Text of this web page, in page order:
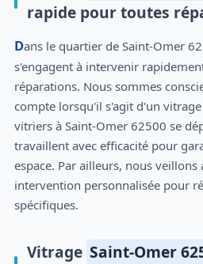
rapide pour toutes
Dans le quartier de Saint-Omer 62500, nos vitriers
s'engagent à intervenir
réparations. Nous sommes
compte lorsqu'il s'agit d'un
vitriers à Saint-Omer 62500 se
travaillent avec efficacité pour
espace. Par ailleurs, nous
intervention personnalisée pour
spécifiques.
Vitrage Saint-Omer